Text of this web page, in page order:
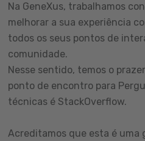
Na GeneXus, trabalhamos
melhorar a sua experiência
todos os seus pontos de
comunidade.
Nesse sentido, temos o
ponto de encontro para
técnicas é StackOverflow.
Acreditamos que esta é uma